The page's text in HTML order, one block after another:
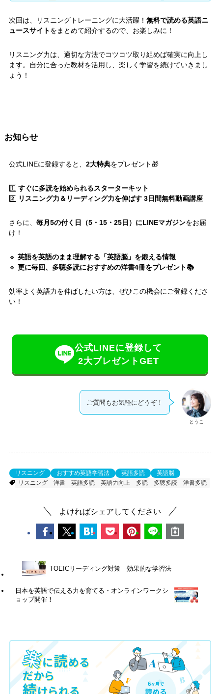
次回は、リスニングトレーニングに大活躍！ 無料で読める英語ニ
ュースサイトをまとめて紹介するので、お楽しみに！
リスニング力は、適切な方法でコツコツ取り組めば確実に向上し
ます。自分に合った教材を活用し、楽しく学習を続けていきまし
ょう！
お知らせ
公式LINEに登録すると、 2大特典をプレゼント🎁
1️⃣ すぐに多読を始められるスターターキット
2️⃣ リスニング力＆リーディング力を伸ばす 3日間無料動画講座
さらに、 毎月5の付く日（5・15・25日）にLINEマガジンをお届
け！
🔹 英語を英語のまま理解する「英語脳」を鍛える情報
🔹 更に毎回、多聴多読におすすめの洋書4冊をプレゼント📚
効率よく英語力を伸ばしたい方は、ぜひこの機会にご登録くださ
い！
公式LINEに登録して
2大プレゼントGET
とうこ
ご質問もお気軽にどうぞ！
リスニング おすすめ英語学習法 英語多読
英語脳
リスニング
洋書 英語多読 英語力向上 多読 多聴多読 洋書多読
よければシェアしてください
TOEICリーディング対策 効果的な学習法
日本を英語で伝える力を育てる・オンラインワークシ
ョップ開催！